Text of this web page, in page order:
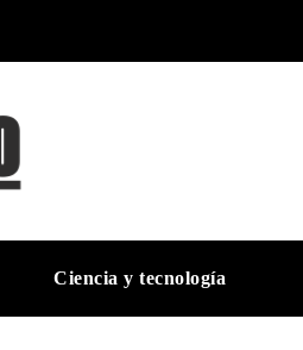
Ciencia y tecnología